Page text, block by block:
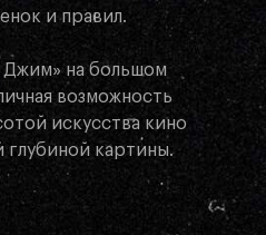
и правил.
на большом
возможность
искусства кино
глубиной картины.